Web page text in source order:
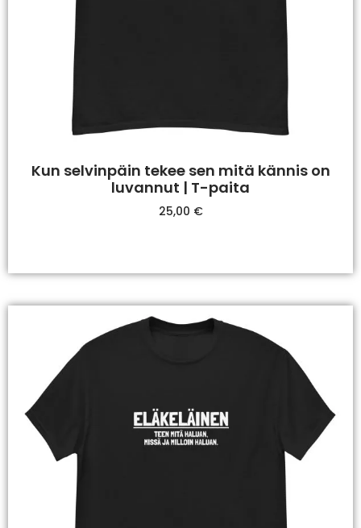
Kun selvinpäin tekee sen mitä kännis on
luvannut | T-paita
25,00 €